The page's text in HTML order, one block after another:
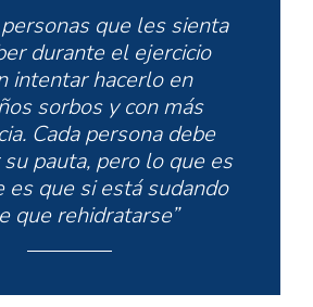
personas que les sienta
durante el ejercicio
intentar hacerlo en
sorbos y con más
Cada persona debe
pauta, pero lo que es
es que si está sudando
que rehidratarse”